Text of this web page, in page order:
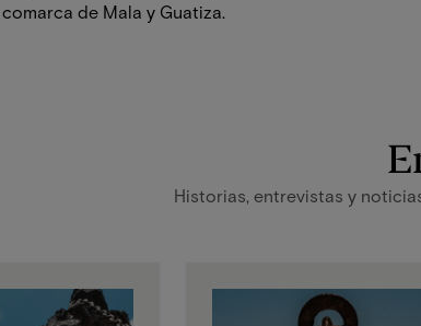
de Mala y Guatiza.
Historias, entrevistas y